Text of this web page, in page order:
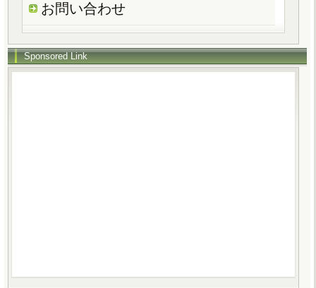
お問い合わせ
Sponsored Link